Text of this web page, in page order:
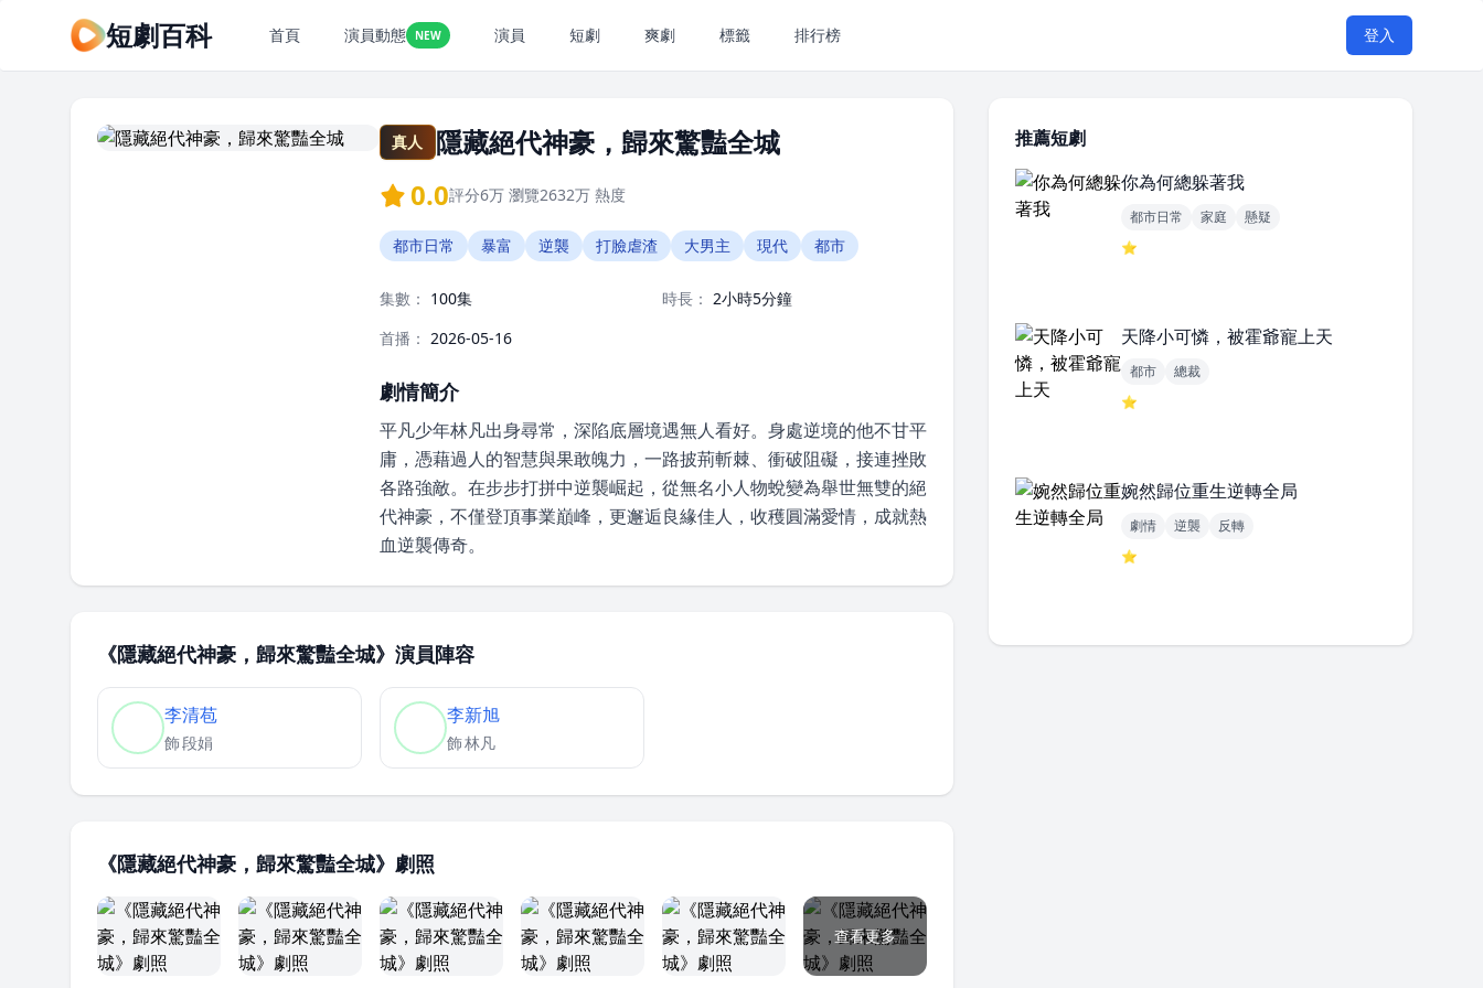
短劇百科 首頁 演員動態 NEW 演員 短劇 爽劇 標籤 排行榜 登入
真人
隱藏絕代神豪，歸來驚豔全城
0.0評分6万 瀏覽2632万 熱度
都市日常 暴富 逆襲 打臉虐渣 大男主 現代 都市
集數： 100集 時長： 2小時5分鐘
首播： 2026-05-16
劇情簡介
平凡少年林凡出身尋常，深陷底層境遇無人看好。身處逆境的他不甘平
庸，憑藉過人的智慧與果敢魄力，一路披荊斬棘、衝破阻礙，接連挫敗
各路強敵。在步步打拼中逆襲崛起，從無名小人物蛻變為舉世無雙的絕
代神豪，不僅登頂事業巔峰，更邂逅良緣佳人，收穫圓滿愛情，成就熱
血逆襲傳奇。
《隱藏絕代神豪，歸來驚豔全城》演員陣容
李清苞
飾段娟
李新旭
飾林凡
《隱藏絕代神豪，歸來驚豔全城》劇照
查看更多
推薦短劇
你為何總躲著我
都市日常 家庭
懸疑
⭐
天降小可憐，被霍爺寵上天
都市
總裁
⭐
婉然歸位重生逆轉全局
劇情 逆襲
反轉
⭐